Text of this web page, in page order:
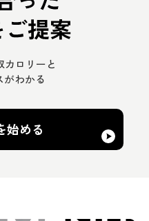
カロリーと
がわかる
始める